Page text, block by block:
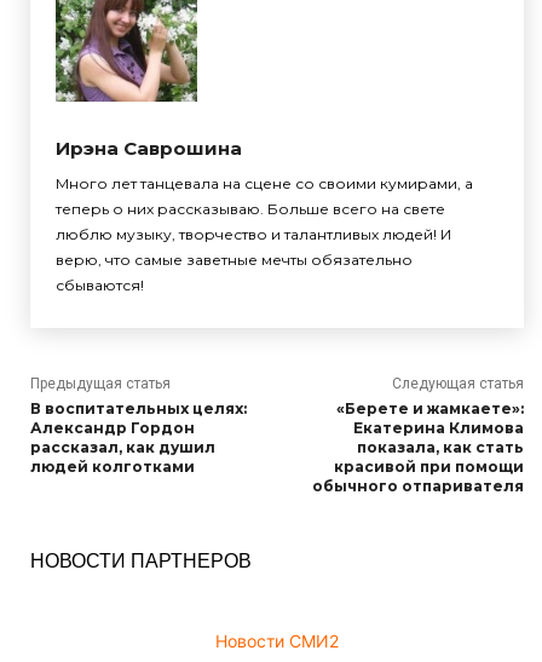
Ирэна Саврошина
Много лет танцевала на сцене со своими кумирами, а
теперь о них рассказываю. Больше всего на свете
люблю музыку, творчество и талантливых людей! И
верю, что самые заветные мечты обязательно
сбываются!
Предыдущая статья
В воспитательных целях:
Александр Гордон
рассказал, как душил
людей колготками
Следующая статья
«Берете и жамкаете»:
Екатерина Климова
показала, как стать
красивой при помощи
обычного отпаривателя
НОВОСТИ ПАРТНЕРОВ
Новости СМИ2